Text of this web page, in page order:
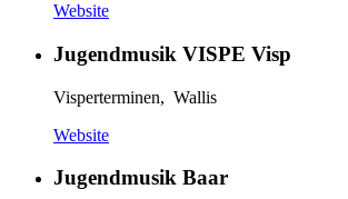
Website
Jugendmusik VISPE Visp
Visperterminen, Wallis
Website
Jugendmusik Baar